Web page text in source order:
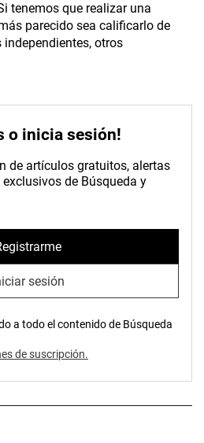
tenemos que realizar una
parecido sea calificarlo de
otros
o inicia sesión!
de artículos gratuitos, alertas
de Búsqueda y
sesión
a todo el contenido de Búsqueda
de suscripción.